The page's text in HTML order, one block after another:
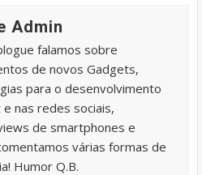
Admin
falamos sobre
de novos Gadgets,
para o desenvolvimento
nas redes sociais,
de smartphones e
várias formas de
Humor Q.B.